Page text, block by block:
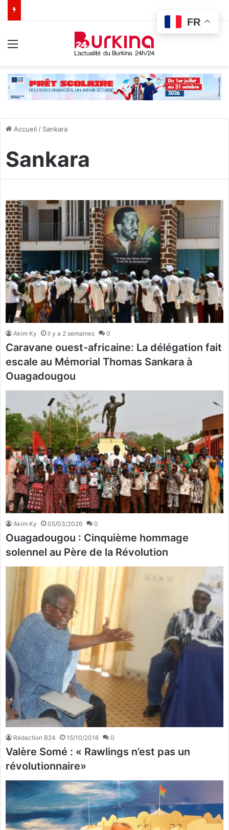
Accueil / Sankara
Sankara
Akim Ky il y a 2 semaines 0
Caravane ouest-africaine: La délégation fait
escale au Mémorial Thomas Sankara à
Ouagadougou
Akim Ky 05/03/2026 0
Ouagadougou : Cinquième hommage
solennel au Père de la Révolution
Rédaction B24 15/10/2016 0
Valère Somé : « Rawlings n’est pas un
révolutionnaire»
FR